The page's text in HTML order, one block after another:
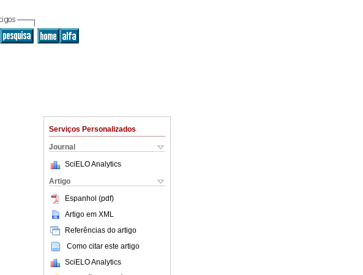
Serviços Personalizados
Journal
SciELO Analytics
Artigo
Espanhol (pdf)
Artigo em XML
Referências do artigo
Como citar este artigo
SciELO Analytics